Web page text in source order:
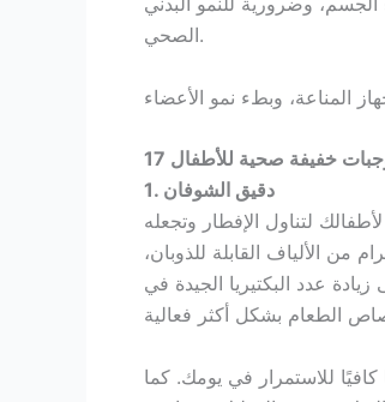
الصحي.
خفيفة صحية للأطفال
1. دقيق الشوفان
لتناول الإفطار وتجعله
الكاكاو أو القرفة للنكهة. يحتوي وعاء من دقيق الشوفان على 6 جرام من الألياف القابلة للذوبان،
عدد البكتيريا الجيدة في
للاستمرار في يومك. كما